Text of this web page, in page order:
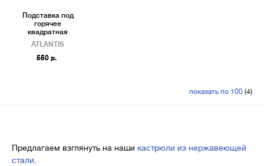
Подставка под
горячее
квадратная
ATLANTIS
550 р.
показать по 100 (4)
Предлагаем взглянуть на наши кастрюли из нержавеющей
стали